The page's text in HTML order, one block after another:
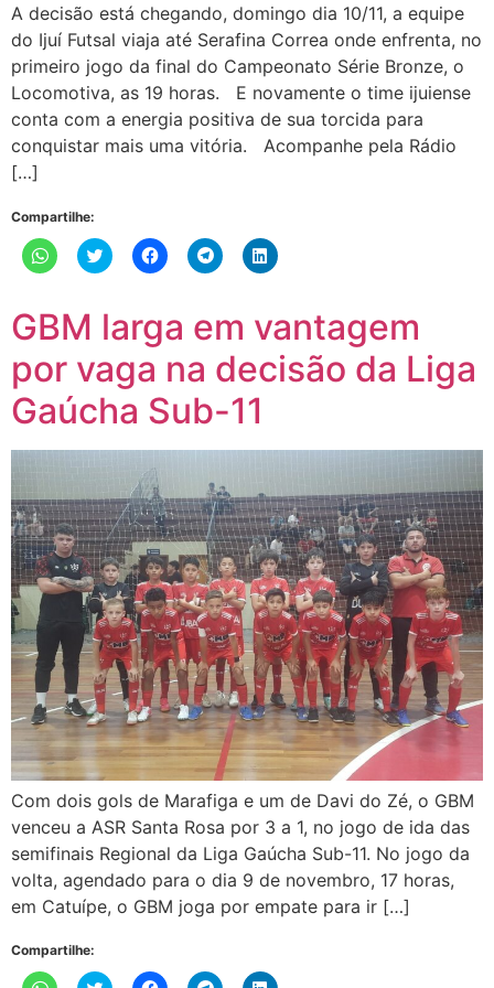
A decisão está chegando, domingo dia 10/11, a equipe
do Ijuí Futsal viaja até Serafina Correa onde enfrenta, no
primeiro jogo da final do Campeonato Série Bronze, o
Locomotiva, as 19 horas. E novamente o time ijuiense
conta com a energia positiva de sua torcida para
conquistar mais uma vitória. Acompanhe pela Rádio
[…]
Compartilhe:
Clique
para
WhatsApp(abre
em
nova
Clique
para
Twitter(abre
em
nova
janela)
Clique
para
em
nova
Clique
para
em
nova
janela)
Clique
para
em
nova
janela)
GBM larga em vantagem
por vaga na decisão da Liga
Gaúcha Sub-11
Com dois gols de Marafiga e um de Davi do Zé, o GBM
venceu a ASR Santa Rosa por 3 a 1, no jogo de ida das
semifinais Regional da Liga Gaúcha Sub-11. No jogo da
volta, agendado para o dia 9 de novembro, 17 horas,
em Catuípe, o GBM joga por empate para ir […]
Compartilhe: